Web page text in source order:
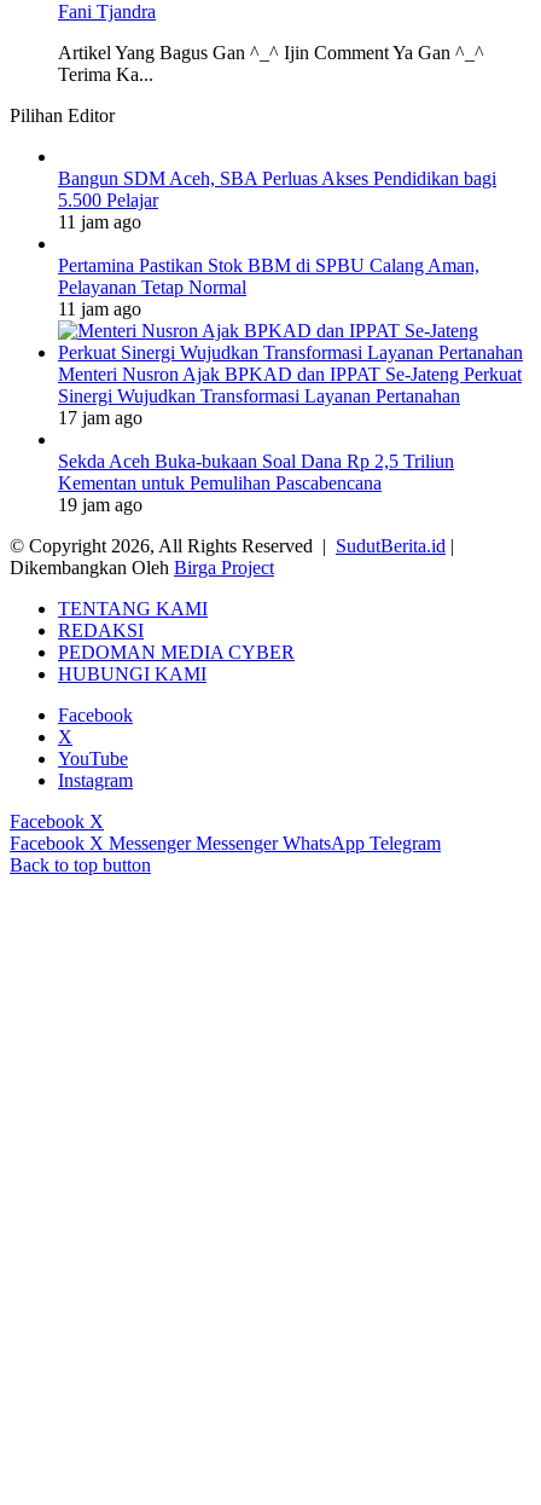
Fani Tjandra
Artikel Yang Bagus Gan ^_^ Ijin Comment Ya Gan ^_^
Terima Ka...
Pilihan Editor
Bangun SDM Aceh, SBA Perluas Akses Pendidikan bagi
5.500 Pelajar
11 jam ago
Pertamina Pastikan Stok BBM di SPBU Calang Aman,
Pelayanan Tetap Normal
11 jam ago
Menteri Nusron Ajak BPKAD dan IPPAT Se-Jateng Perkuat
Sinergi Wujudkan Transformasi Layanan Pertanahan
17 jam ago
Sekda Aceh Buka-bukaan Soal Dana Rp 2,5 Triliun
Kementan untuk Pemulihan Pascabencana
19 jam ago
© Copyright 2026, All Rights Reserved | SudutBerita.id |
Dikembangkan Oleh Birga Project
TENTANG KAMI
REDAKSI
PEDOMAN MEDIA CYBER
HUBUNGI KAMI
Facebook
X
YouTube
Instagram
Facebook X
Facebook X Messenger Messenger WhatsApp Telegram
Back to top button